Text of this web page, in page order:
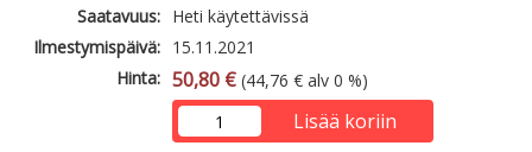
Saatavuus: Heti käytettävissä
Ilmestymispäivä: 15.11.2021
Hinta: 50,80 € (44,76 € alv 0 %)
Lisää koriin